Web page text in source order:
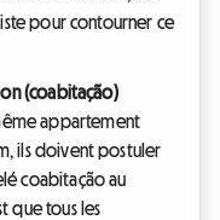
pour contourner ce
(coabitação)
appartement
ils doivent postuler
coabitação au
que tous les